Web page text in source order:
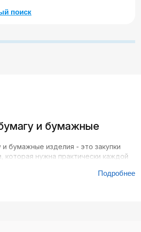
поиск
и бумажные
бумажные изделия - это закупки
которая нужна практически каждой
используется и требуетПодробнее